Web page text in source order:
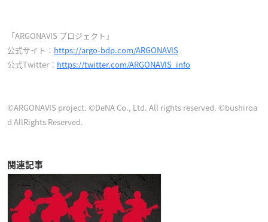
「ARGONAVIS プロジェクト」
公式サイト： https://argo-bdp.com/ARGONAVIS
公式Twitter： https://twitter.com/ARGONAVIS_info
©ARGONAVIS project. ©DeNA Co., Ltd. All rights reserved. ©bushiroa
d AllRights Reserved.
関連記事